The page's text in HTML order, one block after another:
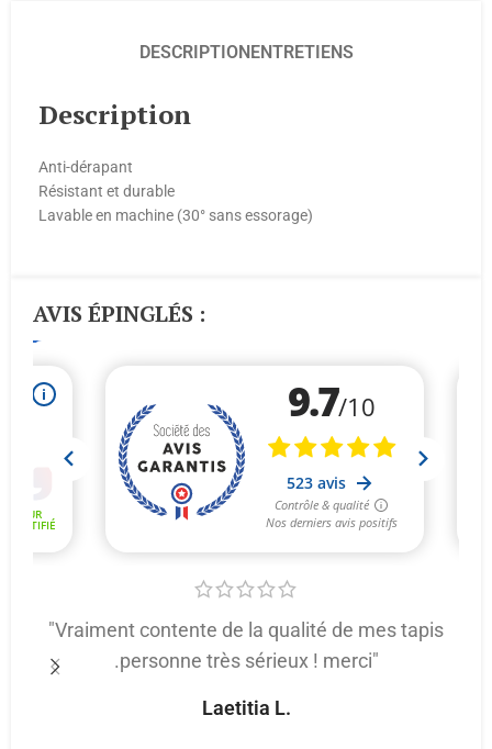
DESCRIPTIONENTRETIENS
Description
Anti-dérapant
Résistant et durable
Lavable en machine (30° sans essorage)
AVIS ÉPINGLÉS :
"Vraiment contente de la qualité de mes tapis
.personne très sérieux ! merci"
Laetitia L.